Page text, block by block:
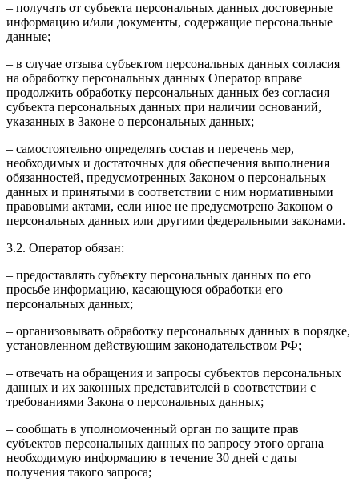
– получать от субъекта персональных данных достоверные
информацию и/или документы, содержащие персональные
данные;
– в случае отзыва субъектом персональных данных согласия
на обработку персональных данных Оператор вправе
продолжить обработку персональных данных без согласия
субъекта персональных данных при наличии оснований,
указанных в Законе о персональных данных;
– самостоятельно определять состав и перечень мер,
необходимых и достаточных для обеспечения выполнения
обязанностей, предусмотренных Законом о персональных
данных и принятыми в соответствии с ним нормативными
правовыми актами, если иное не предусмотрено Законом о
персональных данных или другими федеральными законами.
3.2. Оператор обязан:
– предоставлять субъекту персональных данных по его
просьбе информацию, касающуюся обработки его
персональных данных;
– организовывать обработку персональных данных в порядке,
установленном действующим законодательством РФ;
– отвечать на обращения и запросы субъектов персональных
данных и их законных представителей в соответствии с
требованиями Закона о персональных данных;
– сообщать в уполномоченный орган по защите прав
субъектов персональных данных по запросу этого органа
необходимую информацию в течение 30 дней с даты
получения такого запроса;